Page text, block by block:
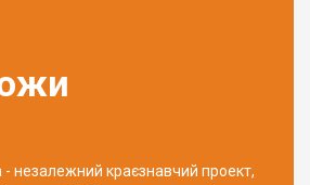
- незалежний краєзнавчий проект,